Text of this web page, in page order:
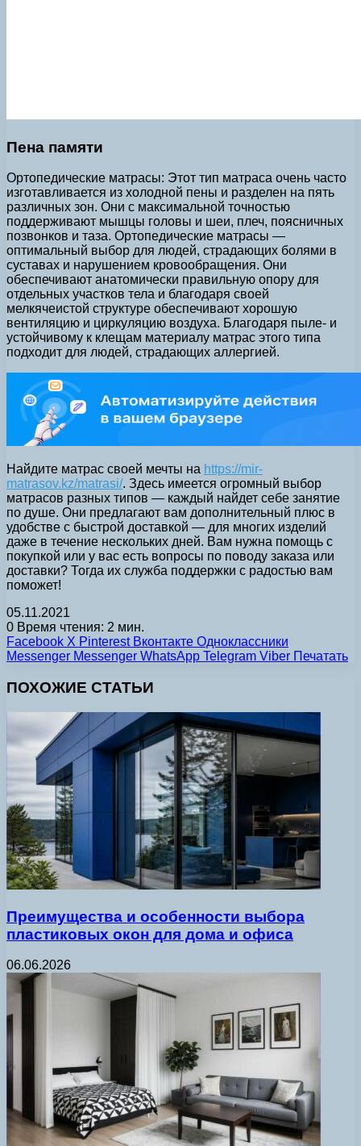
Пена памяти
Ортопедические матрасы: Этот тип матраса очень часто
изготавливается из холодной пены и разделен на пять
различных зон. Они с максимальной точностью
поддерживают мышцы головы и шеи, плеч, поясничных
позвонков и таза. Ортопедические матрасы —
оптимальный выбор для людей, страдающих болями в
суставах и нарушением кровообращения. Они
обеспечивают анатомически правильную опору для
отдельных участков тела и благодаря своей
мелкячеистой структуре обеспечивают хорошую
вентиляцию и циркуляцию воздуха. Благодаря пыле- и
устойчивому к клещам материалу матрас этого типа
подходит для людей, страдающих аллергией.
Найдите матрас своей мечты на https://mir-
matrasov.kz/matrasi/. Здесь имеется огромный выбор
матрасов разных типов — каждый найдет себе занятие
по душе. Они предлагают вам дополнительный плюс в
удобстве с быстрой доставкой — для многих изделий
даже в течение нескольких дней. Вам нужна помощь с
покупкой или у вас есть вопросы по поводу заказа или
доставки? Тогда их служба поддержки с радостью вам
поможет!
05.11.2021
0 Время чтения: 2 мин.
Facebook X Pinterest Вконтакте Одноклассники
Messenger Messenger WhatsApp Telegram Viber Печатать
ПОХОЖИЕ СТАТЬИ
Преимущества и особенности выбора
пластиковых окон для дома и офиса
06.06.2026